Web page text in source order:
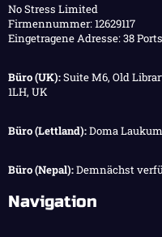
No Stress Limited
Firmennummer: 12629117
Eingetragene Adresse: 38
Büro (UK):Suite M6, Old
1LH, UK
Büro (Lettland):Doma
Büro (Nepal):Demnächst
Navigation